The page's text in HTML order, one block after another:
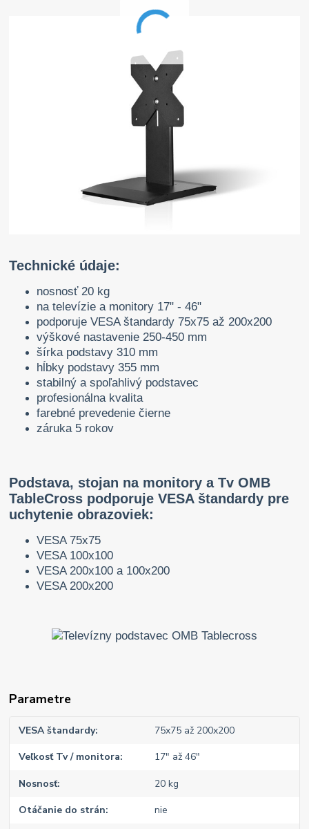
Technické údaje:
nosnosť 20 kg
na televízie a monitory 17" - 46"
podporuje VESA štandardy 75x75 až 200x200
výškové nastavenie 250-450 mm
šírka podstavy 310 mm
hĺbky podstavy 355 mm
stabilný a spoľahlivý podstavec
profesionálna kvalita
farebné prevedenie čierne
záruka 5 rokov
Podstava, stojan na monitory a Tv OMB
TableCross podporuje VESA štandardy pre
uchytenie obrazoviek:
VESA 75x75
VESA 100x100
VESA 200x100 a 100x200
VESA 200x200
Parametre
VESA štandardy 75x75 až 200x200
Veľkosť Tv / monitora 17" až 46"
Nosnosť 20 kg
Otáčanie do strán nie